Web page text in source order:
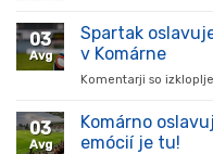
03
Avg
Spartak
v Komárne
Komentarji so
03
Avg
Komárno
emócií je tu!